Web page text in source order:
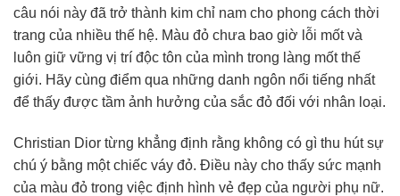
câu nói này đã trở thành kim chỉ nam cho phong cách thời
trang của nhiều thế hệ. Màu đỏ chưa bao giờ lỗi mốt và
luôn giữ vững vị trí độc tôn của mình trong làng mốt thế
giới. Hãy cùng điểm qua những danh ngôn nổi tiếng nhất
để thấy được tầm ảnh hưởng của sắc đỏ đối với nhân loại.
Christian Dior từng khẳng định rằng không có gì thu hút sự
chú ý bằng một chiếc váy đỏ. Điều này cho thấy sức mạnh
của màu đỏ trong việc định hình vẻ đẹp của người phụ nữ.